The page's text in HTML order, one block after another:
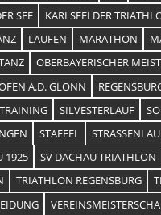
SEE
KARLSFELDER
LAUFEN MARATHON
OBERBAYERISCHER
A.D. GLONN
SILVESTERLAUF
STAFFEL
STRASSENLAUF
1925
SV DACHAU TRIATHLON
TRIATHLON REGENSBURG